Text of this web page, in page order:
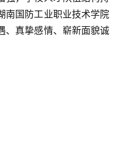
南国防工业职业技术学院
、真挚感情、崭新面貌诚